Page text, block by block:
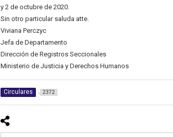
y 2 de octubre de 2020.
Sin otro particular saluda atte.
Viviana Perczyc
Jefa de Departamento
Dirección de Registros Seccionales
Ministerio de Justicia y Derechos Humanos
Circulares 2372